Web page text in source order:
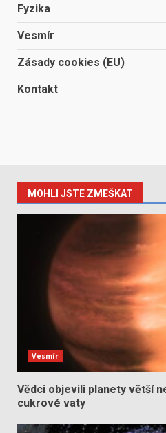
Fyzika
Vesmír
Zásady cookies (EU)
Kontakt
MOHLI JSTE ZMEŠKAT
Vesmír
Vědci objevili planety větší
cukrové vaty